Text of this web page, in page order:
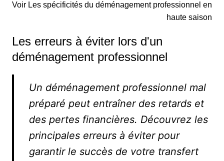
Voir Les spécificités du déménagement professionnel en
haute saison
Les erreurs à éviter lors d'un
déménagement professionnel
Un déménagement professionnel mal
préparé peut entraîner des retards et
des pertes financières. Découvrez les
principales erreurs à éviter pour
garantir le succès de votre transfert